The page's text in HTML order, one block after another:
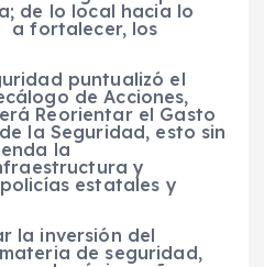
de lo local hacia lo
a fortalecer, los
puntualizó el
de Acciones,
Reorientar el Gasto
la Seguridad, esto sin
la
y
estatales y
la inversión del
de seguridad,